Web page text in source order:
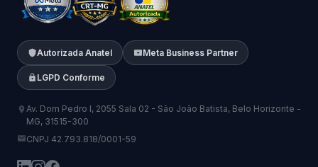
Autorizada Anatel Meta Business Partner
LGPD Conforme
Av. Dom Pedro I, 2055 Sala 02 - São João Batista, Belo Horizonte -
MG, 31515-300
CNPJ 42.793.818/0001-59